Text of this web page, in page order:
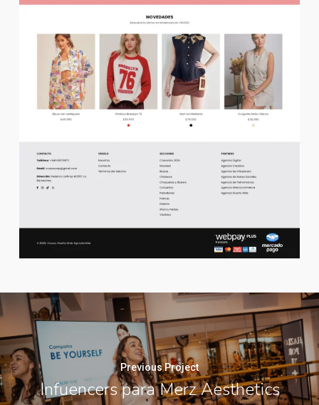
Previous Project
Infuencers para Merz Aesthetics